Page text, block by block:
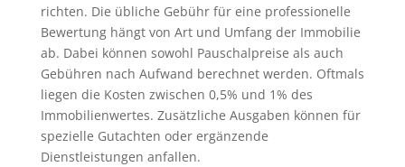
richten. Die übliche Gebühr für eine professionelle
Bewertung hängt von Art und Umfang der Immobilie
ab. Dabei können sowohl Pauschalpreise als auch
Gebühren nach Aufwand berechnet werden. Oftmals
liegen die Kosten zwischen 0,5% und 1% des
Immobilienwertes. Zusätzliche Ausgaben können für
spezielle Gutachten oder ergänzende
Dienstleistungen anfallen.